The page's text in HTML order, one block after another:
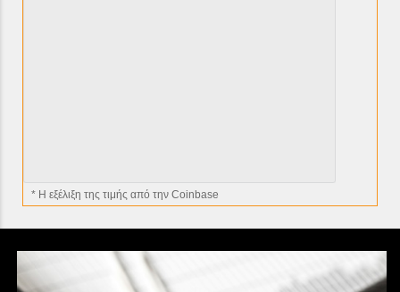
* H εξέλιξη της τιμής από την Coinbase